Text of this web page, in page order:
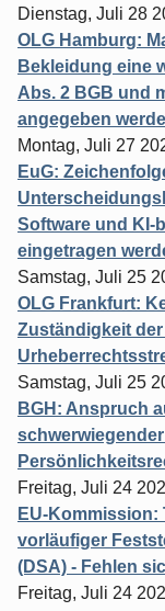
Dienstag, Juli 28
OLG Hamburg:
Bekleidung eine
Abs. 2 BGB und
angegeben
Montag, Juli 27
EuG:
Software und KI-
eingetragen
Samstag, Juli 25
OLG Frankfurt:
Zuständigkeit
Samstag, Juli 25
BGH: Anspruch
Freitag, Juli 24
EU-Kommission:
vorläufiger
(DSA) - Fehlen
Freitag, Juli 24